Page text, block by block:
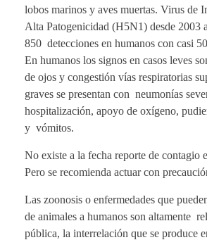
lobos marinos y aves muertas. Virus de
Alta Patogenicidad (H5N1) desde 2003
850 detecciones en humanos con casi
En humanos los signos en casos leves
de ojos y congestión vías respiratorias
graves se presentan con neumonías
hospitalización, apoyo de oxígeno,
y vómitos.
No existe a la fecha reporte de contagio
Pero se recomienda actuar con
Las zoonosis o enfermedades que
de animales a humanos son altamente
pública, la interrelación que se produce